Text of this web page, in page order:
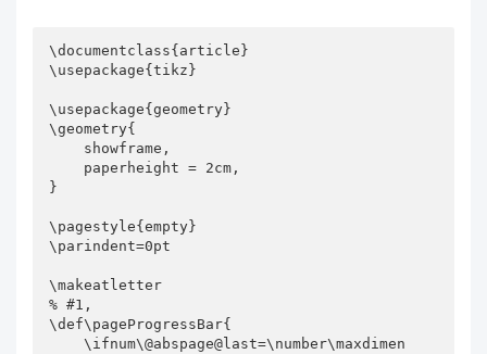
\documentclass{article}
\usepackage{tikz}
\usepackage{geometry}
\geometry{
}
\pagestyle{empty}
\parindent=0pt
\makeatletter
% #1,
\def\pageProgressBar{
    \ifnum\@abspage@last=\number\maxdimen